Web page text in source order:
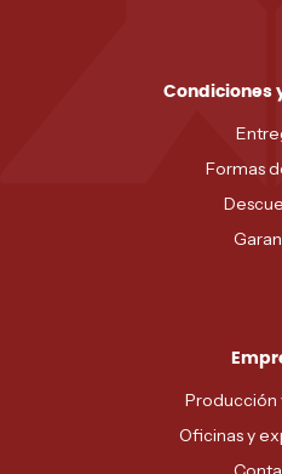
Condiciones
Formas
Producción
Oficinas y